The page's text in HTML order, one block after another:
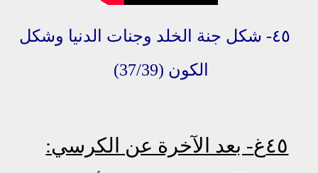
٤٥- شكل جنة الخلد وجنات الدنيا وشكل
الكون (37/39)
٤٥غ - بعد الآخرة عن الكرسي: